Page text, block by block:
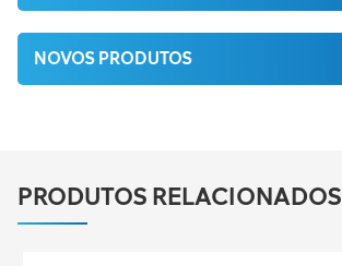
NOVOS PRODUTOS
PRODUTOS RELACIONADOS